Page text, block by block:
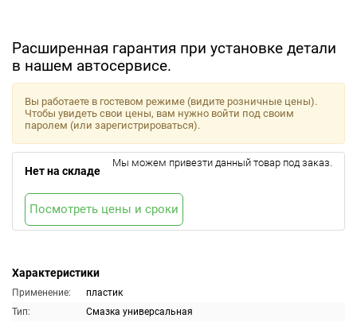
Расширенная гарантия при установке детали
в нашем автосервисе.
Характеристики
Применение:
пластик
Тип:
Смазка универсальная
Вы работаете в гостевом режиме (видите розничные цены).
Чтобы увидеть свои цены, вам нужно войти под своим
паролем (или зарегистрироваться).
Нет на складе
Мы можем привезти данный товар под заказ.
Посмотреть цены и сроки